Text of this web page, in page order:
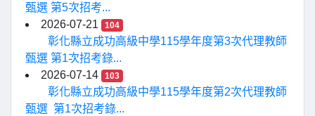
甄選 第5次招考...
2026-07-21
104
彰化縣立成功高級中學115學年度第3次代理教師
甄選 第1次招考錄...
2026-07-14
103
彰化縣立成功高級中學115學年度第2次代理教師
甄選 第1次招考錄...